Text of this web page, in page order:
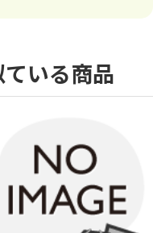
いる商品